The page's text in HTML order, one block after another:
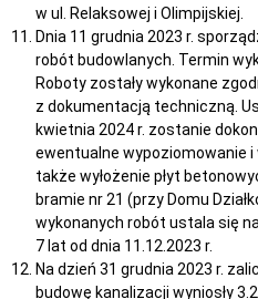
w ul. Relaksowej i Olimpijskiej.
Dnia 11 grudnia 2023 r.
robót budowlanych. Termin
Roboty zostały wykonane
z dokumentacją techniczną.
kwietnia 2024 r. zostanie
ewentualne wypoziomowanie i
także wyłożenie płyt
bramie nr 21 (przy Domu
wykonanych robót ustala się na
7 lat od dnia 11.12.2023 r.
Na dzień 31 grudnia 2023 r.
budowę kanalizacji wyniosły